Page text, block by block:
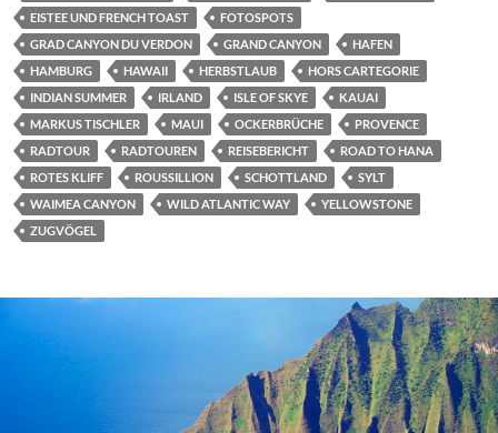
EISTEE UND FRENCH TOAST
FOTOSPOTS
GRAD CANYON DU VERDON
GRAND CANYON
HAFEN
HAMBURG
HAWAII HERBSTLAUB
HORS CARTEGORIE
INDIAN SUMMER
IRLAND ISLE OF SKYE
KAUAI
MARKUS TISCHLER
MAUI OCKERBRÜCHE
PROVENCE
RADTOUR
RADTOUREN REISEBERICHT
ROAD TO HANA
ROTES KLIFF
ROUSSILLION SCHOTTLAND
SYLT
WAIMEA CANYON
WILD ATLANTIC WAY
YELLOWSTONE
ZUGVÖGEL